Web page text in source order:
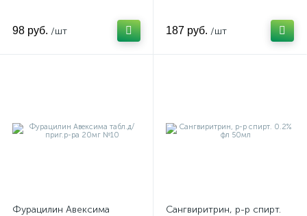
98 руб. /шт 187 руб. /шт
Фурацилин Авексима
Сангвиритрин, р-р спирт.